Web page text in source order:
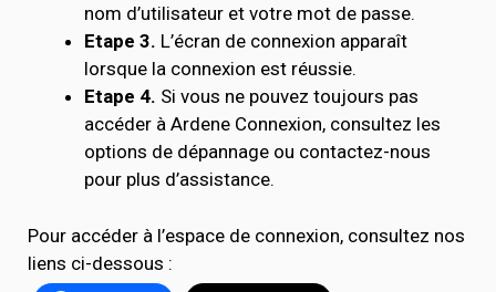
nom d’utilisateur et votre mot de passe.
Etape 3. L’écran de connexion apparaît
lorsque la connexion est réussie.
Etape 4. Si vous ne pouvez toujours pas
accéder à Ardene Connexion, consultez les
options de dépannage ou contactez-nous
pour plus d’assistance.
Pour accéder à l’espace de connexion, consultez nos
liens ci-dessous :